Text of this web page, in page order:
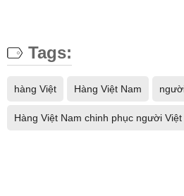
Tags:
hàng Việt Hàng Việt Nam
Hàng Việt Nam chinh phục người Việt